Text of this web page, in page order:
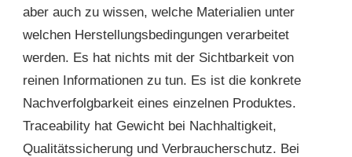
aber auch zu wissen, welche Materialien unter
welchen Herstellungsbedingungen verarbeitet
werden. Es hat nichts mit der Sichtbarkeit von
reinen Informationen zu tun. Es ist die konkrete
Nachverfolgbarkeit eines einzelnen Produktes.
Traceability hat Gewicht bei Nachhaltigkeit,
Qualitätssicherung und Verbraucherschutz. Bei